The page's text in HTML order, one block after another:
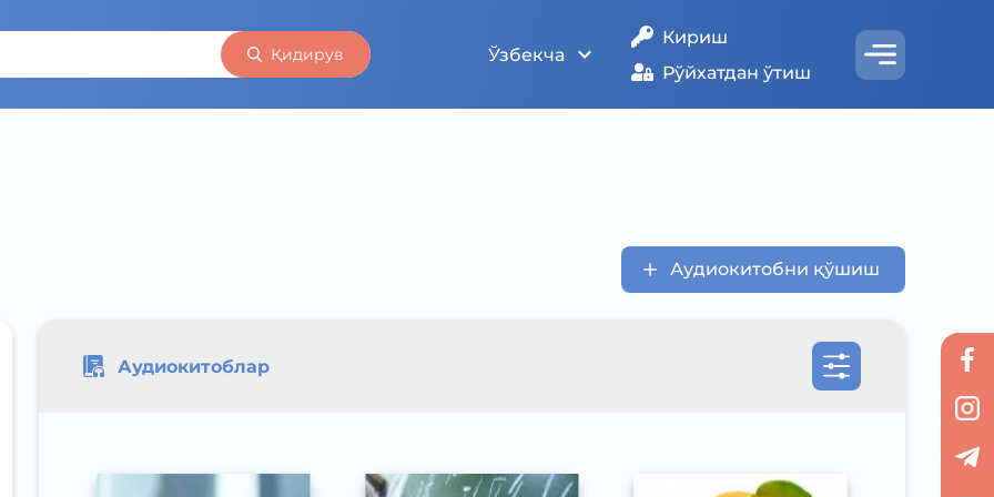
Қидирув Ўзбекча
Кириш
Рўйхатдан ўтиш
Аудиокитобни қўшиш
Аудиокитоблар